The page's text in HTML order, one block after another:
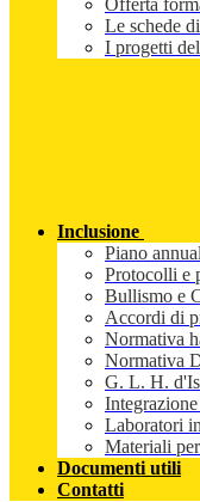
Offerta
Le schede
I progetti
Inclusione
Piano
Protocolli e
Bullismo e
Accordi di
Normativa
Normativa
G. L. H.
Laboratori
Materiali
Documenti utili
Contatti